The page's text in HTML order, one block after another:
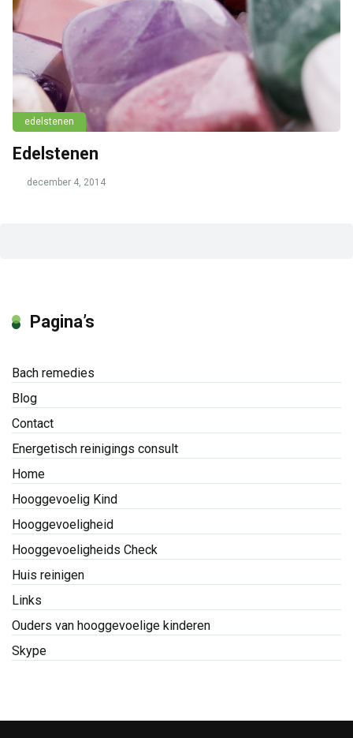
edelstenen
Edelstenen
december 4, 2014
Pagina’s
Bach remedies
Blog
Contact
Energetisch reinigings consult
Home
Hooggevoelig Kind
Hooggevoeligheid
Hooggevoeligheids Check
Huis reinigen
Links
Ouders van hooggevoelige kinderen
Skype